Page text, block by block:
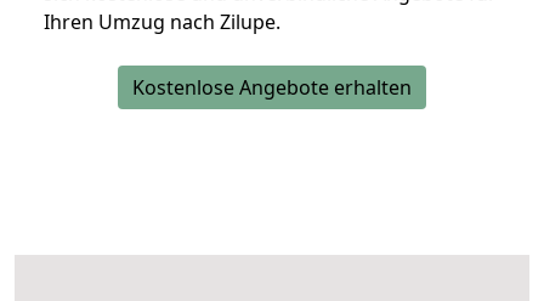
Ihren Umzug nach Zilupe.
Kostenlose Angebote erhalten